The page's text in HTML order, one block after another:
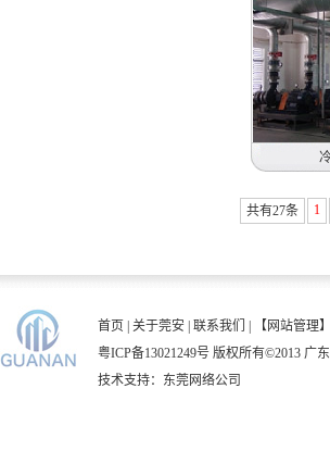
提
共有27条 1
首页 关于莞安 联系我们
【网站管理】
粤ICP备13021249号 版权所有©2013 广
技术支持： 东莞网络公司